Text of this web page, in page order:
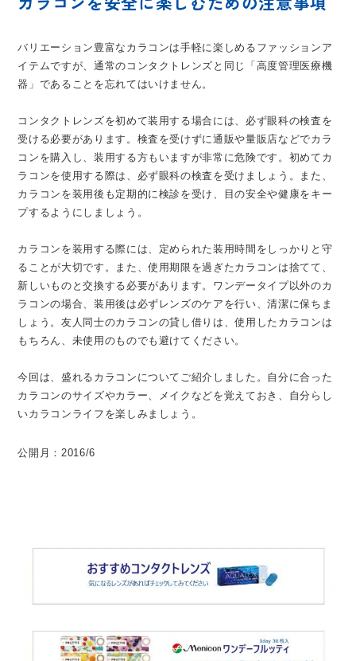
バリエーション豊富なカラコンは手軽に楽しめるファッションア
イテムですが、通常のコンタクトレンズと同じ「高度管理医療機
器」であることを忘れてはいけません。
コンタクトレンズを初めて装用する場合には、必ず眼科の検査を
受ける必要があります。検査を受けずに通販や量販店などでカラ
コンを購入し、装用する方もいますが非常に危険です。初めてカ
ラコンを使用する際は、必ず眼科の検査を受けましょう。また、
カラコンを装用後も定期的に検診を受け、目の安全や健康をキー
プするようにしましょう。
カラコンを装用する際には、定められた装用時間をしっかりと守
ることが大切です。また、使用期限を過ぎたカラコンは捨てて、
新しいものと交換する必要があります。ワンデータイプ以外のカ
ラコンの場合、装用後は必ずレンズのケアを行い、清潔に保ちま
しょう。友人同士のカラコンの貸し借りは、使用したカラコンは
もちろん、未使用のものでも避けてください。
今回は、盛れるカラコンについてご紹介しました。自分に合った
カラコンのサイズやカラー、メイクなどを覚えておき、自分らし
いカラコンライフを楽しみましょう。
公開月：2016/6